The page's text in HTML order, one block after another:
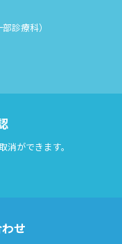
診療科）
ができます。
せ